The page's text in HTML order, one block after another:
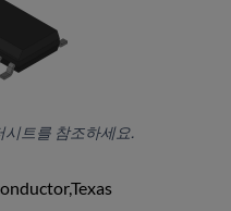
시트를 참조하세요.